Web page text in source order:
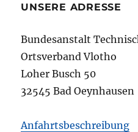
UNSERE ADRESSE
Bundesanstalt
Ortsverband Vlotho
Loher Busch 50
32545 Bad Oeynhausen
Anfahrtsbeschreibung